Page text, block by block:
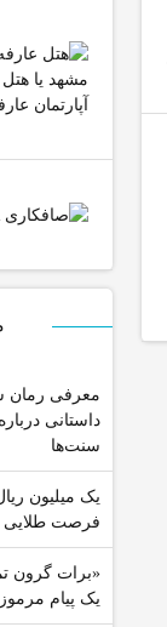
معرفی رمان
داستانی
سنت‌ها
یک میلیون
فرصت طلایی
«برات گرون
یک پیام